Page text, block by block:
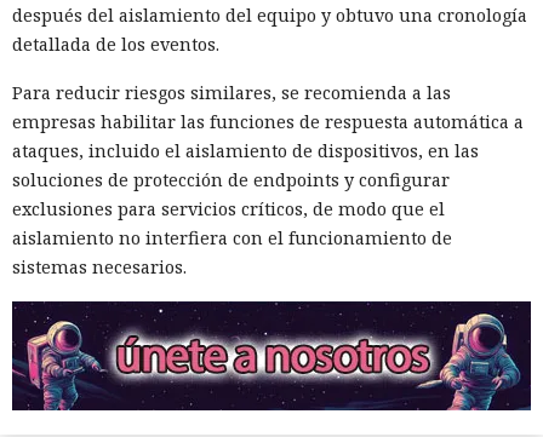
después del aislamiento del equipo y obtuvo una cronología
detallada de los eventos.
Para reducir riesgos similares, se recomienda a las
empresas habilitar las funciones de respuesta automática a
ataques, incluido el aislamiento de dispositivos, en las
soluciones de protección de endpoints y configurar
exclusiones para servicios críticos, de modo que el
aislamiento no interfiera con el funcionamiento de
sistemas necesarios.